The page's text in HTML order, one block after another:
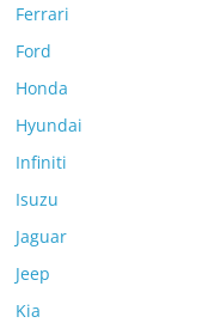
Ferrari
Ford
Honda
Hyundai
Infiniti
Isuzu
Jaguar
Jeep
Kia